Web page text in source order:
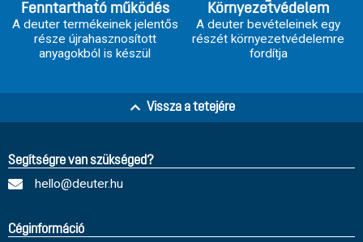
Fenntartható működés
A deuter termékeinek jelentős
része újrahasznosított
anyagokból is készül
Környezetvédelem
A deuter bevételeinek egy
részét környezetvédelemre
fordítja
Vissza a tetejére
Segítségre van szükséged?
hello@deuter.hu
Céginformáció